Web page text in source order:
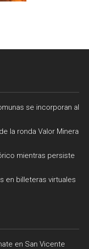
se incorporan al
la ronda Valor Minera
mientras persiste
en billeteras virtuales
en San Vicente